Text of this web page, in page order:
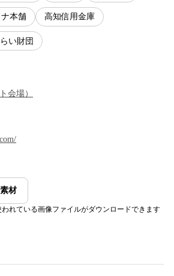
本舗 高知信用金庫
い財団
会場）
材
れている画像ファイルがダウンロードできます